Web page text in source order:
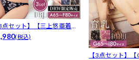
3点セット】【三上悠亜着
ブルーミ...
(税込)
【3点セット】